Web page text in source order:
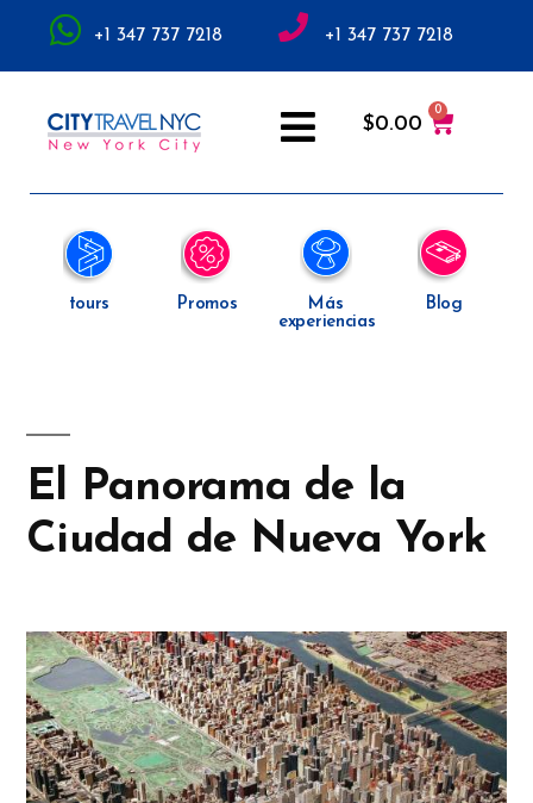
+1 347 737 7218 +1 347 737 7218
$0.00
tours Promos
Más
experiencias
Blog
El Panorama de la
Ciudad de Nueva York